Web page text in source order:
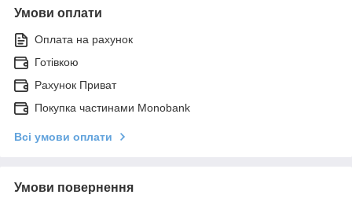
Умови оплати
Оплата на рахунок
Готівкою
Рахунок Приват
Покупка частинами Monobank
Всі умови оплати
Умови повернення